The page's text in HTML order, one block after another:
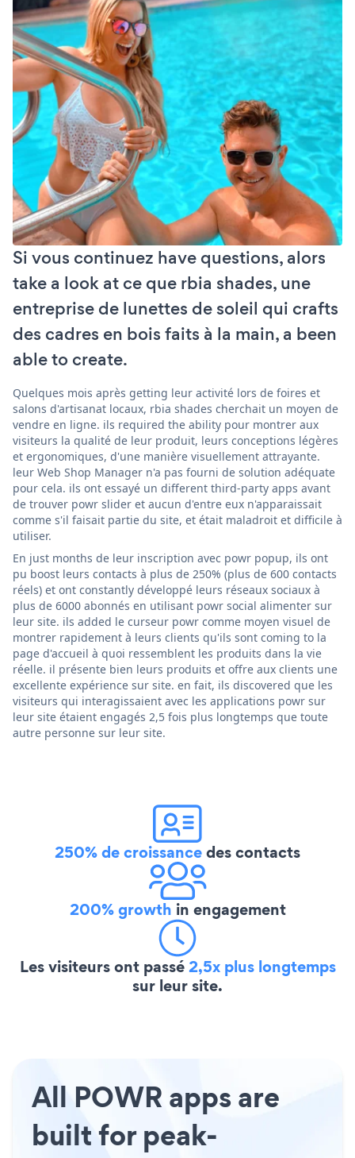
Si vous continuez have questions, alors
take a look at ce que rbia shades, une
entreprise de lunettes de soleil qui crafts
des cadres en bois faits à la main, a been
able to create.
Quelques mois après getting leur activité lors de foires et
salons d'artisanat locaux, rbia shades cherchait un moyen de
vendre en ligne. ils required the ability pour montrer aux
visiteurs la qualité de leur produit, leurs conceptions légères
et ergonomiques, d'une manière visuellement attrayante.
leur Web Shop Manager n'a pas fourni de solution adéquate
pour cela. ils ont essayé un different third-party apps avant
de trouver powr slider et aucun d'entre eux n'apparaissait
comme s'il faisait partie du site, et était maladroit et difficile à
utiliser.
En just months de leur inscription avec powr popup, ils ont
pu boost leurs contacts à plus de 250% (plus de 600 contacts
réels) et ont constantly développé leurs réseaux sociaux à
plus de 6000 abonnés en utilisant powr social alimenter sur
leur site. ils added le curseur powr comme moyen visuel de
montrer rapidement à leurs clients qu'ils sont coming to la
page d'accueil à quoi ressemblent les produits dans la vie
réelle. il présente bien leurs produits et offre aux clients une
excellente expérience sur site. en fait, ils discovered que les
visiteurs qui interagissaient avec les applications powr sur
leur site étaient engagés 2,5 fois plus longtemps que toute
autre personne sur leur site.
250% de croissancedes contacts
200% growth in engagement
Les visiteurs ont passé2,5x plus longtemps
sur leur site.
All POWR apps are
built for peak-